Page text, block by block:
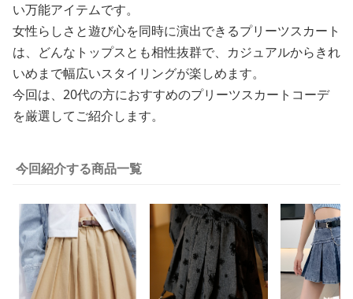
い万能アイテムです。
女性らしさと遊び心を同時に演出できるプリーツスカート
は、どんなトップスとも相性抜群で、カジュアルからきれ
いめまで幅広いスタイリングが楽しめます。
今回は、20代の方におすすめのプリーツスカートコーデ
を厳選してご紹介します。
今回紹介する商品一覧